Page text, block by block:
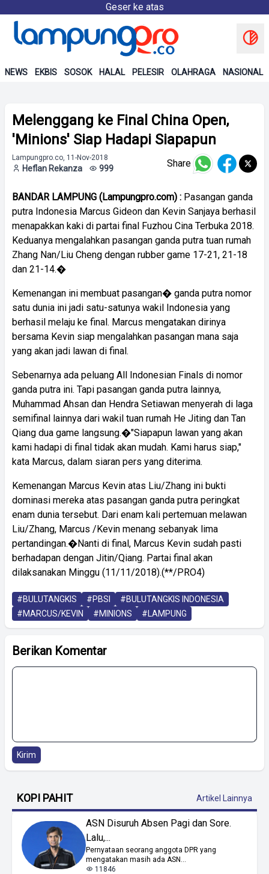
Geser ke atas
NEWS EKBIS SOSOK HALAL PELESIR OLAHRAGA NASIONAL
Melenggang ke Final China Open,
'Minions' Siap Hadapi Siapapun
Lampungpro.co, 11-Nov-2018
Heflan Rekanza 999 Share
BANDAR LAMPUNG (Lampungpro.com) : Pasangan ganda
putra Indonesia Marcus Gideon dan Kevin Sanjaya berhasil
menapakkan kaki di partai final Fuzhou Cina Terbuka 2018.
Keduanya mengalahkan pasangan ganda putra tuan rumah
Zhang Nan/Liu Cheng dengan rubber game 17-21, 21-18
dan 21-14.�
Kemenangan ini membuat pasangan� ganda putra nomor
satu dunia ini jadi satu-satunya wakil Indonesia yang
berhasil melaju ke final. Marcus mengatakan dirinya
bersama Kevin siap mengalahkan pasangan mana saja
yang akan jadi lawan di final.
Sebenarnya ada peluang All Indonesian Finals di nomor
ganda putra ini. Tapi pasangan ganda putra lainnya,
Muhammad Ahsan dan Hendra Setiawan menyerah di laga
semifinal lainnya dari wakil tuan rumah He Jiting dan Tan
Qiang dua game langsung.�"Siapapun lawan yang akan
kami hadapi di final tidak akan mudah. Kami harus siap,"
kata Marcus, dalam siaran pers yang diterima.
Kemenangan Marcus Kevin atas Liu/Zhang ini bukti
dominasi mereka atas pasangan ganda putra peringkat
enam dunia tersebut. Dari enam kali pertemuan melawan
Liu/Zhang, Marcus /Kevin menang sebanyak lima
pertandingan.�Nanti di final, Marcus Kevin sudah pasti
berhadapan dengan Jitin/Qiang. Partai final akan
dilaksanakan Minggu (11/11/2018).(**/PRO4)
#BULUTANGKIS #PBSI
#BULUTANGKIS INDONESIA
#MARCUS/KEVIN
#MINIONS #LAMPUNG
Berikan Komentar
Kirim
KOPI PAHIT Artikel Lainnya
ASN Disuruh Absen Pagi dan Sore.
Lalu,...
Pernyataan seorang anggota DPR yang
mengatakan masih ada ASN...
11846